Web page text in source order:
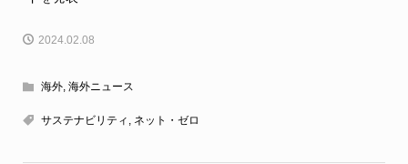
2024.02.08
海外, 海外ニュース
サステナビリティ , ネット・ゼロ